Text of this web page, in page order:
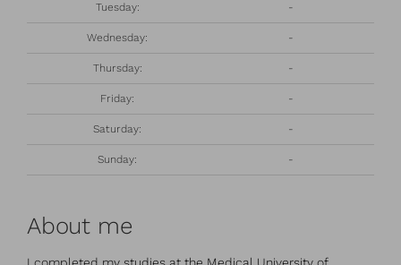
Tuesday: -
Wednesday: -
Thursday: -
Friday: -
Saturday: -
Sunday: -
About me